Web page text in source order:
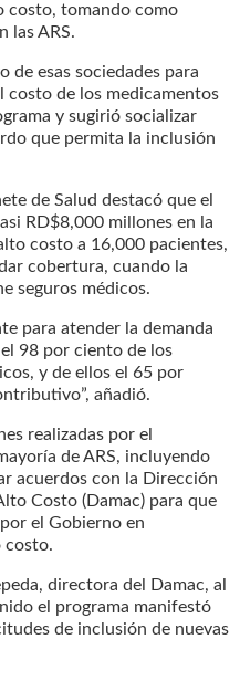
costo, tomando como
las ARS.
de esas sociedades para
costo de los medicamentos
y sugirió socializar
que permita la inclusión
de Salud destacó que el
RD$8,000 millones en la
costo a 16,000 pacientes,
cobertura, cuando la
seguros médicos.
para atender la demanda
98 por ciento de los
y de ellos el 65 por
añadió.
realizadas por el
de ARS, incluyendo
acuerdos con la Dirección
Costo (Damac) para que
el Gobierno en
costo.
directora del Damac, al
el programa manifestó
de inclusión de nuevas